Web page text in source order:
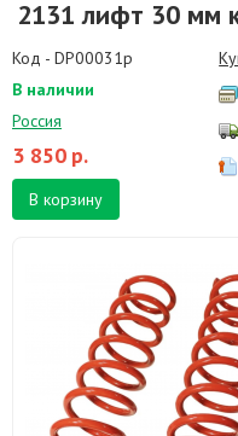
2131 лифт 30 мм
Код - DP00031p
В наличии
Россия
3 850 р.
В корзину